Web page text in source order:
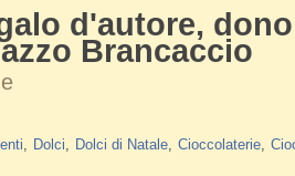
d'autore,
Brancaccio
Dolci Dolci di Natale Cioccolaterie